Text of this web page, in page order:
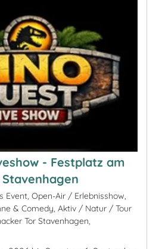
- Festplatz am
Event, Open-Air / Erlebnisshow,
& Comedy, Aktiv / Natur / Tour
Tor Stavenhagen,